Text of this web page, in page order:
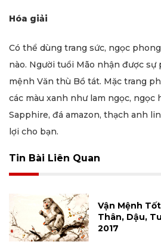
Hóa giải
Có thể dùng trang sức, ngọc
nào. Người tuổi Mão nhận được sự
mệnh Văn thù Bồ tát. Mặc trang
các màu xanh như lam ngọc, ngọc
Sapphire, đá amazon, thạch anh
lợi cho bạn.
Tin Bài Liên Quan
Vận Mệnh
Thân, Dậu,
2017